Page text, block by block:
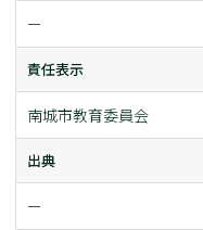
ー
責任表示
南城市教育委員会
出典
ー